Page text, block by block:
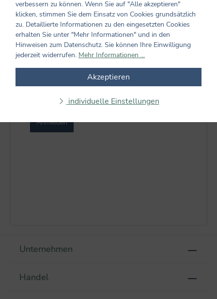
Kenntnis genommen.
Ihre Einwilligung können Sie jederzeit, z.B. durch
die Zukunft widerrufen.
Anmelden
Unternehmen
Handel
verbessern zu können. Wenn Sie auf "Alle akzeptieren"
klicken, stimmen Sie dem Einsatz von Cookies grundsätzlich
zu. Detaillierte Informationen zu den eingesetzten Cookies
erhalten Sie unter "Mehr Informationen" und in den
Hinweisen zum Datenschutz. Sie können Ihre Einwilligung
jederzeit widerrufen. Mehr Informationen ...
Akzeptieren
individuelle Einstellungen